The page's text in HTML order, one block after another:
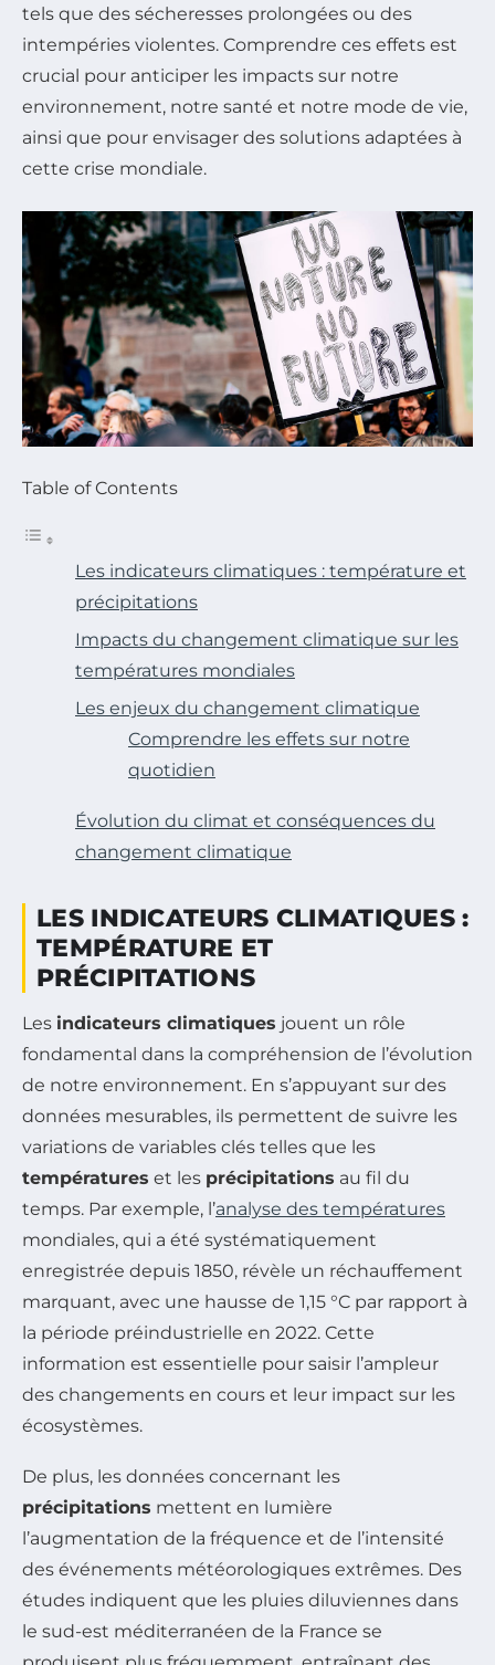
tels que des sécheresses prolongées ou des
intempéries violentes. Comprendre ces effets est
crucial pour anticiper les impacts sur notre
environnement, notre santé et notre mode de vie,
ainsi que pour envisager des solutions adaptées à
cette crise mondiale.
Table of Contents
Les indicateurs climatiques : température et
précipitations
Impacts du changement climatique sur les
températures mondiales
Les enjeux du changement climatique
Comprendre les effets sur notre
quotidien
Évolution du climat et conséquences du
changement climatique
LES INDICATEURS CLIMATIQUES :
TEMPÉRATURE ET
PRÉCIPITATIONS
Les indicateurs climatiques jouent un rôle
fondamental dans la compréhension de l’évolution
de notre environnement. En s’appuyant sur des
données mesurables, ils permettent de suivre les
variations de variables clés telles que les
températures et les précipitations au fil du
temps. Par exemple, l’analyse des températures
mondiales, qui a été systématiquement
enregistrée depuis 1850, révèle un réchauffement
marquant, avec une hausse de 1,15 °C par rapport à
la période préindustrielle en 2022. Cette
information est essentielle pour saisir l’ampleur
des changements en cours et leur impact sur les
écosystèmes.
De plus, les données concernant les
précipitations mettent en lumière
l’augmentation de la fréquence et de l’intensité
des événements météorologiques extrêmes. Des
études indiquent que les pluies diluviennes dans
le sud-est méditerranéen de la France se